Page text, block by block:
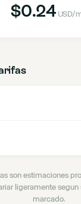
$0.24 USD/
son estimaciones
ligeramente segun
marcado.